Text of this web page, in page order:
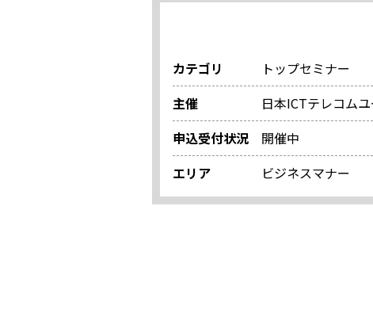
カテゴリ
トップセミナー
主催
日本ICTテレコム
申込受付状況
開催中
エリア
ビジネスマナー